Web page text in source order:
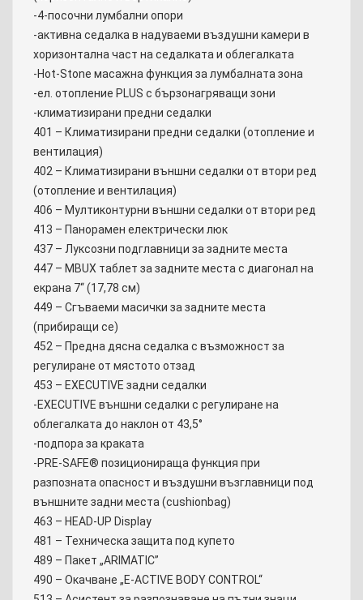
-4-посочни лумбални опори
-активна седалка в надуваеми въздушни камери в
хоризонтална част на седалката и облегалката
-Hot-Stone масажна функция за лумбалната зона
-ел. отопление PLUS с бързонагряващи зони
-климатизирани предни седалки
401 – Климатизирани предни седалки (отопление и
вентилация)
402 – Климатизирани външни седалки от втори ред
(отопление и вентилация)
406 – Мултиконтурни външни седалки от втори ред
413 – Панорамен електрически люк
437 – Луксозни подглавници за задните места
447 – MBUX таблет за задните места с диагонал на
екрана 7‘‘ (17,78 см)
449 – Сгъваеми масички за задните места
(прибиращи се)
452 – Предна дясна седалка с възможност за
регулиране от мястото отзад
453 – EXECUTIVE задни седалки
-EXECUTIVE външни седалки с регулиране на
облегалката до наклон от 43,5°
-подпора за краката
-PRE-SAFE® позиционираща функция при
разпозната опасност и въздушни възглавници под
външните задни места (cushionbag)
463 – HEAD-UP Display
481 – Техническа защита под купето
489 – Пакет „ARIMATIC”
490 – Окачване „E-ACTIVE BODY CONTROL“